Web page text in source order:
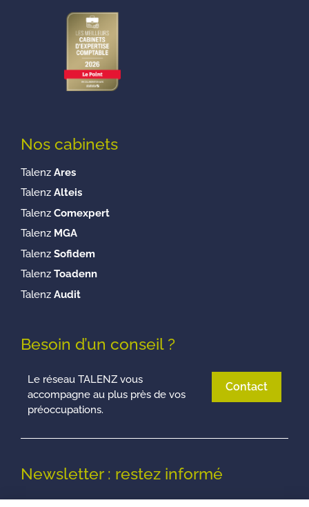
Nos cabinets
Talenz Ares
Talenz Alteis
Talenz Comexpert
Talenz MGA
Talenz Sofidem
Talenz Toadenn
Talenz Audit
Besoin d’un conseil ?
Le réseau TALENZ vous
accompagne au plus près de vos
préoccupations.
Contact
Newsletter : restez informé